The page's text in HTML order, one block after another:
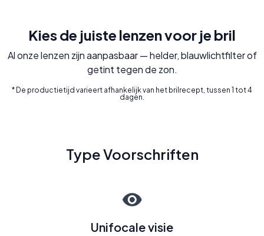
Kies de juiste lenzen voor je bril
Al onze lenzen zijn aanpasbaar — helder, blauwlichtfilter of
getint tegen de zon.
* De productietijd varieert afhankelijk van het brilrecept, tussen 1 tot 4
dagen.
Type Voorschriften
Unifocale visie